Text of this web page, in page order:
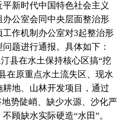
新时代中国特色社会主义
公室会同中央层面整治形
作机制办公室对3起整治形
题进行通报。具体如下：
县在水土保持核心区搞“挖
在原重点水土流失区、现水
地、山林开发项目，通过
势陡峭、缺少水源、沙化严
顾缺水实际硬造“水田”。